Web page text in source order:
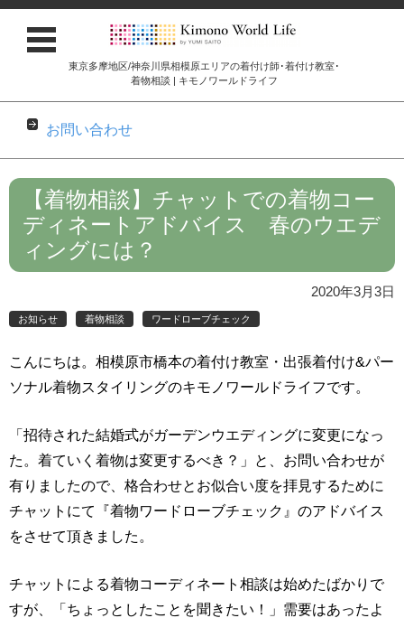
東京多摩地区/神奈川県相模原エリアの着付け師･着付け教室･
着物相談 | キモノワールドライフ
お問い合わせ
コンテンツに移動
【着物相談】チャットでの着物コー
ディネートアドバイス 春のウエデ
ィングには？
2020年3月3日
お知らせ 着物相談 ワードローブチェック
こんにちは。相模原市橋本の着付け教室・出張着付け&パー
ソナル着物スタイリングのキモノワールドライフです。
「招待された結婚式がガーデンウエディングに変更になっ
た。着ていく着物は変更するべき？」と、お問い合わせが
有りましたので、格合わせとお似合い度を拝見するために
チャットにて『着物ワードローブチェック』のアドバイス
をさせて頂きました。
チャットによる着物コーディネート相談は始めたばかりで
すが、「ちょっとしたことを聞きたい！」需要はあったよ